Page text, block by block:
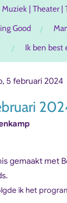
Muziek | Theater |
Good
Ik ben best
5 februari 2024
gemaakt met
ik het